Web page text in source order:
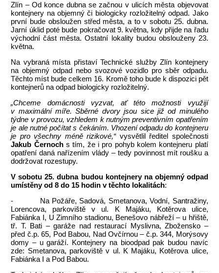
Zlín – Od konce dubna se začnou v ulicích města objevovat
kontejnery na objemný či biologicky rozložitelný odpad. Jako
první bude obsloužen střed města, a to v sobotu 25. dubna.
Jarní úklid poté bude pokračovat 9. května, kdy přijde na řadu
východní část města. Ostatní lokality budou obslouženy 23.
května.
Na vybraná místa přistaví Technické služby Zlín kontejnery
na objemný odpad nebo svozové vozidlo pro sběr odpadu.
Těchto míst bude celkem 16. Kromě toho bude k dispozici pět
kontejnerů na odpad biologicky rozložitelný.
„Chceme domácnosti vyzvat, ať této možnosti využijí
v maximální míře. Sběrné dvory jsou sice již od minulého
týdne v provozu, vzhledem k nutným preventivním opatřením
je ale nutné počítat s čekáním. Vhození odpadu do kontejneru
je pro všechny méně rizikové,“vysvětlil ředitel společnosti
Jakub Černochs tím, že i pro pohyb kolem kontejneru platí
opatření daná nařízením vlády – tedy povinnost mít roušku a
dodržovat rozestupy.
V sobotu 25. dubna budou kontejnery na objemný odpad
umístěny od 8 do 15 hodin v těchto lokalitách:
- Na Požáře, Sadová, Smetanova, Vodní, Santražiny,
Lorencova, parkoviště v ul. K Majáku, Kotěrova ulice,
Fabiánka I, U Zimního stadionu, Benešovo nábřeží – u hřiště,
tř. T. Bati – garáže nad restaurací Myslivna, Zbožensko –
před č.p. 65, Pod Babou, Nad Ovčírnou – č.p. 344, Morýsovy
domy – u garáží. Kontejnery na bioodpad pak budou navíc
zde: Smetanova, parkoviště v ul. K Majáku, Kotěrova ulice,
Fabiánka I a Pod Babou.